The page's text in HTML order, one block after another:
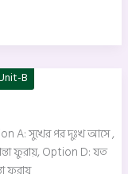
B
A: সুখের পর দুঃখ আসে ,
ফুরায়, Option D: যত
ফুরায়